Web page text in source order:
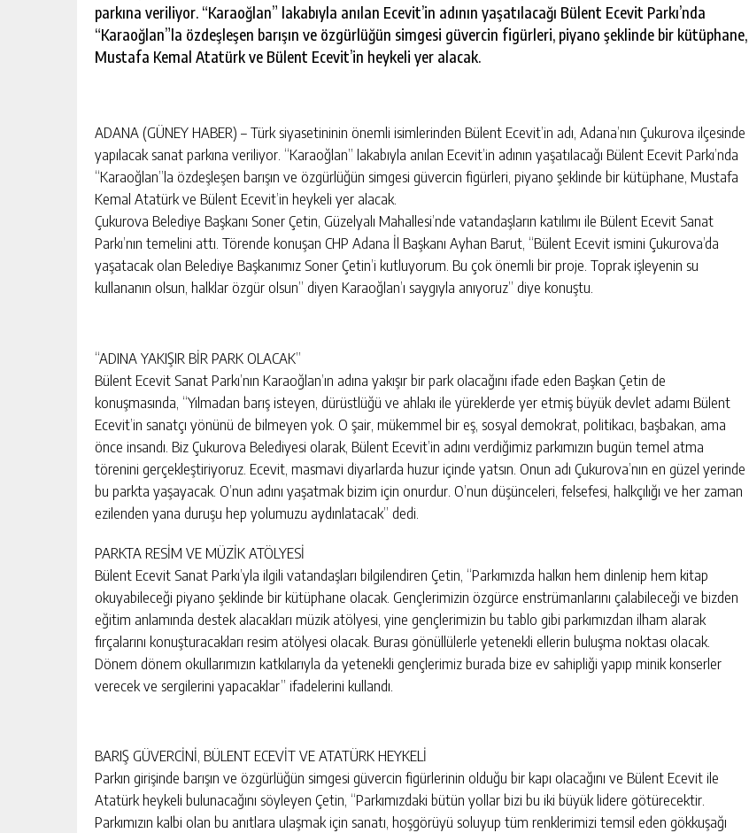
parkına veriliyor. “Karaoğlan” lakabıyla anılan Ecevit’in adının yaşatılacağı Bülent Ecevit Parkı’nda
“Karaoğlan”la özdeşleşen barışın ve özgürlüğün simgesi güvercin figürleri, piyano şeklinde bir kütüphane,
Mustafa Kemal Atatürk ve Bülent Ecevit’in heykeli yer alacak.
ADANA (GÜNEY HABER) – Türk siyasetininin önemli isimlerinden Bülent Ecevit’in adı, Adana’nın Çukurova ilçesinde
yapılacak sanat parkına veriliyor. “Karaoğlan” lakabıyla anılan Ecevit’in adının yaşatılacağı Bülent Ecevit Parkı’nda
“Karaoğlan”la özdeşleşen barışın ve özgürlüğün simgesi güvercin figürleri, piyano şeklinde bir kütüphane, Mustafa
Kemal Atatürk ve Bülent Ecevit’in heykeli yer alacak.
Çukurova Belediye Başkanı Soner Çetin, Güzelyalı Mahallesi’nde vatandaşların katılımı ile Bülent Ecevit Sanat
Parkı’nın temelini attı. Törende konuşan CHP Adana İl Başkanı Ayhan Barut, “Bülent Ecevit ismini Çukurova’da
yaşatacak olan Belediye Başkanımız Soner Çetin’i kutluyorum. Bu çok önemli bir proje. Toprak işleyenin su
kullananın olsun, halklar özgür olsun” diyen Karaoğlan’ı saygıyla anıyoruz” diye konuştu.
“ADINA YAKIŞIR BİR PARK OLACAK”
Bülent Ecevit Sanat Parkı’nın Karaoğlan’ın adına yakışır bir park olacağını ifade eden Başkan Çetin de
konuşmasında, “Yılmadan barış isteyen, dürüstlüğü ve ahlakı ile yüreklerde yer etmiş büyük devlet adamı Bülent
Ecevit’in sanatçı yönünü de bilmeyen yok. O şair, mükemmel bir eş, sosyal demokrat, politikacı, başbakan, ama
önce insandı. Biz Çukurova Belediyesi olarak, Bülent Ecevit’in adını verdiğimiz parkımızın bugün temel atma
törenini gerçekleştiriyoruz. Ecevit, masmavi diyarlarda huzur içinde yatsın. Onun adı Çukurova’nın en güzel yerinde
bu parkta yaşayacak. O’nun adını yaşatmak bizim için onurdur. O’nun düşünceleri, felsefesi, halkçılığı ve her zaman
ezilenden yana duruşu hep yolumuzu aydınlatacak” dedi.
PARKTA RESİM VE MÜZİK ATÖLYESİ
Bülent Ecevit Sanat Parkı’yla ilgili vatandaşları bilgilendiren Çetin, “Parkımızda halkın hem dinlenip hem kitap
okuyabileceği piyano şeklinde bir kütüphane olacak. Gençlerimizin özgürce enstrümanlarını çalabileceği ve bizden
eğitim anlamında destek alacakları müzik atölyesi, yine gençlerimizin bu tablo gibi parkımızdan ilham alarak
fırçalarını konuşturacakları resim atölyesi olacak. Burası gönüllülerle yetenekli ellerin buluşma noktası olacak.
Dönem dönem okullarımızın katkılarıyla da yetenekli gençlerimiz burada bize ev sahipliği yapıp minik konserler
verecek ve sergilerini yapacaklar” ifadelerini kullandı.
BARIŞ GÜVERCİNİ, BÜLENT ECEVİT VE ATATÜRK HEYKELİ
Parkın girişinde barışın ve özgürlüğün simgesi güvercin figürlerinin olduğu bir kapı olacağını ve Bülent Ecevit ile
Atatürk heykeli bulunacağını söyleyen Çetin, “Parkımızdaki bütün yollar bizi bu iki büyük lidere götürecektir.
Parkımızın kalbi olan bu anıtlara ulaşmak için sanatı, hoşgörüyü soluyup tüm renklerimizi temsil eden gökkuşağı
GÜNLÜK HABER AKIŞI
MERSİN ERDEMLİ ‘DE 639 M² ARSA
İCRADAN SATILIK
GÜNLÜK HABER AKIŞI
SARIÇAM’DA 87 M² 2+1 DAİRE İCRADAN
SATILIK